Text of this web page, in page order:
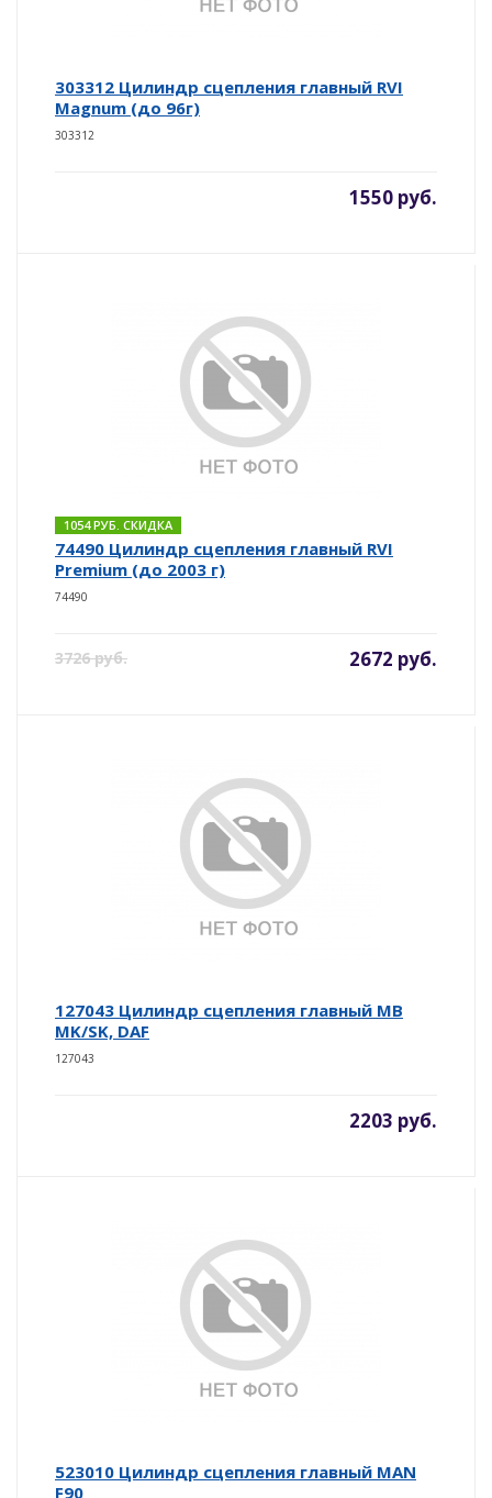
303312 Цилиндр сцепления главный RVI
Magnum (до 96г)
303312
1550 руб.
1054 РУБ. СКИДКА
74490 Цилиндр сцепления главный RVI
Premium (до 2003 г)
74490
3726 руб. 2672 руб.
127043 Цилиндр сцепления главный MB
MK/SK, DAF
127043
2203 руб.
523010 Цилиндр сцепления главный MAN
F90